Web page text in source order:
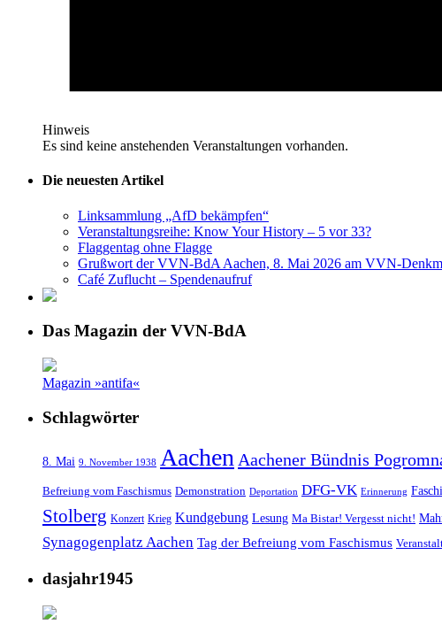
Hinweis
Es sind keine anstehenden Veranstaltungen vorhanden.
Die neuesten Artikel
Linksammlung „AfD bekämpfen“
Veranstaltungsreihe: Know Your History – 5 vor 33?
Flaggentag ohne Flagge
Grußwort der VVN-BdA Aachen, 8. Mai 2026 am VVN-
Café Zuflucht – Spendenaufruf
Das Magazin der VVN-BdA
Magazin »antifa«
Schlagwörter
8. Mai 9. November 1938 AachenAachener Bündnis
Befreiung vom Faschismus Demonstration Deportation DFG-VK Erinnerung
Stolberg Konzert Krieg Kundgebung Lesung Ma Bistar! Vergesst nicht!
Synagogenplatz Aachen Tag der Befreiung vom Faschismus
dasjahr1945